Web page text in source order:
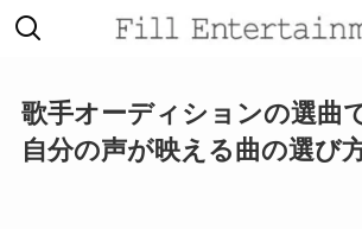
歌手オーディションの選曲
自分の声が映える曲の選び